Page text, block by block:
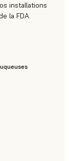
installations
la FDA.